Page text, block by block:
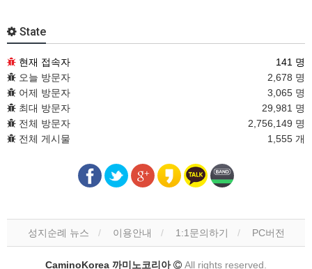
State
현재 접속자
141 명
오늘 방문자
2,678 명
어제 방문자
3,065 명
최대 방문자
29,981 명
전체 방문자
2,756,149 명
전체 게시물
1,555 개
성지순례 뉴스 이용안내 1:1문의하기 PC버전
CaminoKorea 까미노코리아 All rights reserved.